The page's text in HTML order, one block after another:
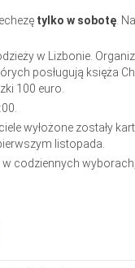
tylko w sobotę .
w Lizbonie.
posługują księża
100 euro.
wyłożone zostały
listopada.
codziennych